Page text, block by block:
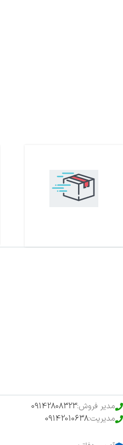
مدیر فروش:09142808323
مدیریت:09142010638